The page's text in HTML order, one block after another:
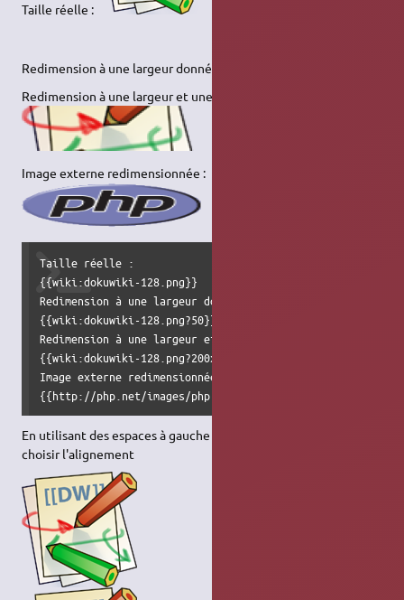
Taille réelle :
Redimension à une largeur donnée :
Redimension à une largeur et une hauteur données :
Image externe redimensionnée :
Taille réelle :
{{wiki:dokuwiki-128.png}}
Redimension à une largeur donnée :
{{wiki:dokuwiki-128.png?50}}
Redimension à une largeur et une hauteur données :
{{wiki:dokuwiki-128.png?200x50}}
Image externe redimensionnée :
{{http://php.net/images/php.gif?200x50}}
En utilisant des espaces à gauche ou à droite, vous pouvez
choisir l'alignement